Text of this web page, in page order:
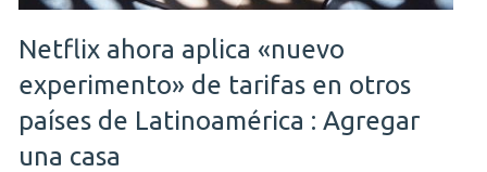
Netflix ahora aplica «nuevo
experimento» de tarifas en otros
países de Latinoamérica : Agregar
una casa